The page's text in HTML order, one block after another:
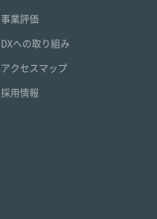
事業評価
DXへの取り組み
アクセスマップ
採用情報